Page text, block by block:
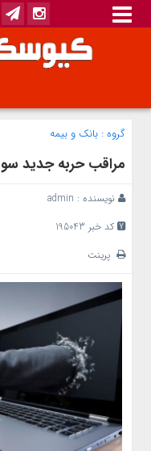
گروه : بانک‌ و بیمه
مراقب حربه جدید
نویسنده : admin
کد خبر 195043
پرینت